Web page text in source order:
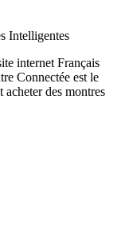
Intelligentes
internet Français
Connectée est le
des montres